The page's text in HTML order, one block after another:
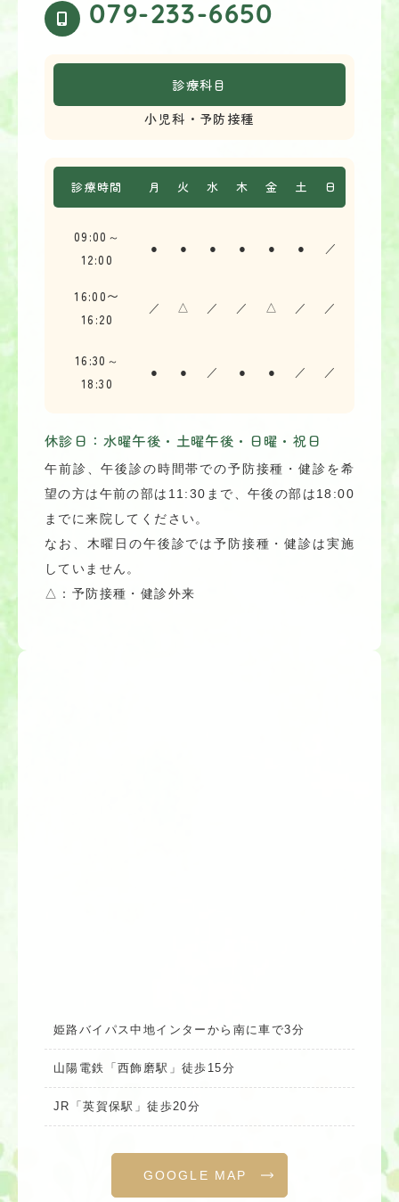
079-233-6650
診療科目
小児科・予防接種
診療時間 月 火 水 木 金 土 日
09:00～
12:00
● ● ● ● ● ● ／
16:00〜
16:20
／ △ ／ ／ △ ／ ／
16:30～
18:30
● ● ／ ● ● ／ ／
休診日：水曜午後・土曜午後・日曜・祝日
午前診、午後診の時間帯での予防接種・健診を希
望の方は午前の部は11:30まで、午後の部は18:00
までに来院してください。
なお、木曜日の午後診では予防接種・健診は実施
していません。
△：予防接種・健診外来
姫路バイパス中地インターから南に車で3分
山陽電鉄「西飾磨駅」徒歩15分
JR「英賀保駅」徒歩20分
GOOGLE MAP